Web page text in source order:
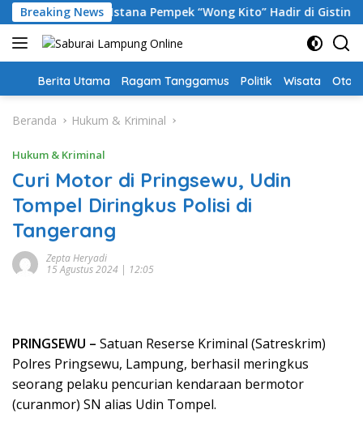
Langsung
ke
konten
Breaking News
Selatan, Istana Pempek “Wong Kito” Hadir di Gisting
Home
Berita Utama Ragam Tanggamus Politik Wisata Oto
Beranda Hukum & Kriminal
Hukum & Kriminal
Curi Motor di Pringsewu, Udin
Tompel Diringkus Polisi di
Tangerang
Zepta Heryadi
15 Agustus 2024 | 12:05
PRINGSEWU – Satuan Reserse Kriminal (Satreskrim)
Polres Pringsewu, Lampung, berhasil meringkus
seorang pelaku pencurian kendaraan bermotor
(curanmor) SN alias Udin Tompel.